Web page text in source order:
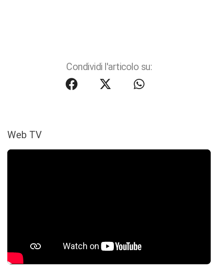
Condividi l'articolo su:
Web TV